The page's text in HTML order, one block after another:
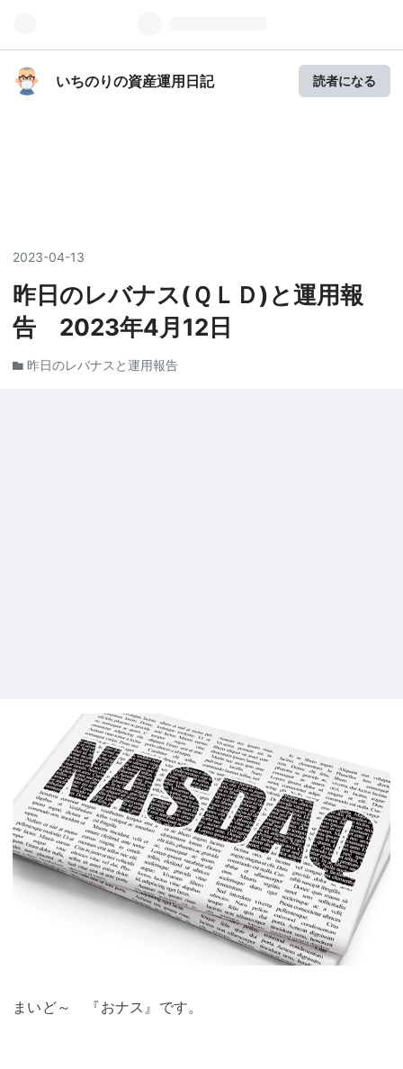
いちのりの資産運用日記 読者になる
2023-04-13
昨日のレバナス(ＱＬＤ)と運用報
告 2023年4月12日
昨日のレバナスと運用報告
まいど～ 『おナス』です。